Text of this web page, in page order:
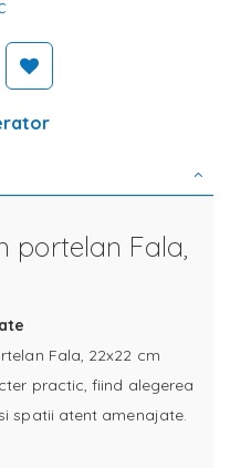
portelan Fala,
Fala, 22x22 cm
practic, fiind alegerea
spatii atent amenajate.